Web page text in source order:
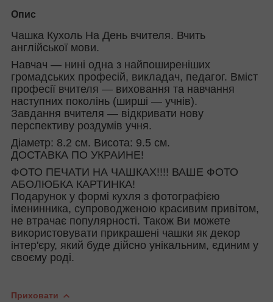
Опис
Чашка Кухоль На День вчителя. Вчить
англійської мови.
Навчач — нині одна з найпоширеніших
громадських професій, викладач, педагог. Вміст
професії вчителя — виховання та навчання
наступних поколінь (ширші — учнів).
Завдання вчителя — відкривати нову
перспективу роздумів учня.
Діаметр: 8.2 см. Висота: 9.5 см.
ДОСТАВКА ПО УКРАИНЕ!
ФОТО ПЕЧАТИ НА ЧАШКАХ!!!! ВАШЕ ФОТО
АБОЛЮБКА КАРТИНКА!
Подарунок у формі кухля з фотографією
іменинника, супроводженою красивим привітом,
не втрачає популярності. Також Ви можете
використовувати прикрашені чашки як декор
інтер'єру, який буде дійсно унікальним, єдиним у
своєму роді.
Приховати